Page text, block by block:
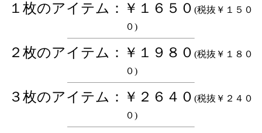
１枚のアイテム：￥１６５０ (税抜￥１５０
０)
２枚のアイテム：￥１９８０ (税抜￥１８０
０)
３枚のアイテム：￥２６４０ (税抜￥２４０
０)